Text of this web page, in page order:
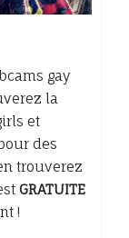
gay
la
et
des
trouverez
GRATUITE
!